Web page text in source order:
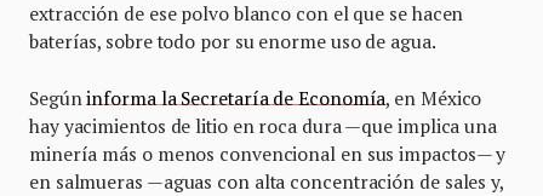
extracción de ese polvo blanco con el que se hacen
baterías, sobre todo por su enorme uso de agua.
Segúninforma la Secretaría de Economía, en México
hay yacimientos de litio en roca dura —que implica una
minería más o menos convencional en sus impactos— y
en salmueras —aguas con alta concentración de sales y,